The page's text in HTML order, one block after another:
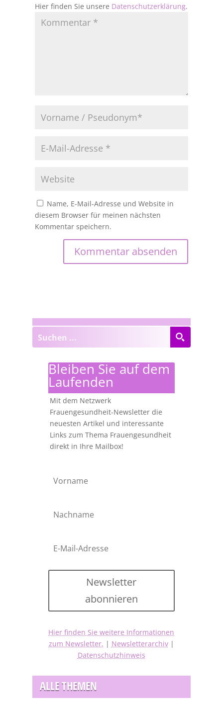
Hier finden Sie unsere Datenschutzerklärung.
Name, E-Mail-Adresse und Website in
diesem Browser für meinen nächsten
Kommentar speichern.
Bleiben Sie auf dem
Laufenden
Mit dem Netzwerk
Frauengesundheit-Newsletter die
neuesten Artikel und interessante
Links zum Thema Frauengesundheit
direkt in Ihre Mailbox!
Newsletter
abonnieren
Hier finden Sie weitere Informationen
zum Newsletter. | Newsletterarchiv|
Datenschutzhinweis
ALLE THEMEN